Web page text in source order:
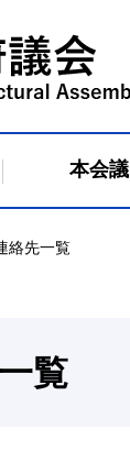
本会議
絡先一覧
覧